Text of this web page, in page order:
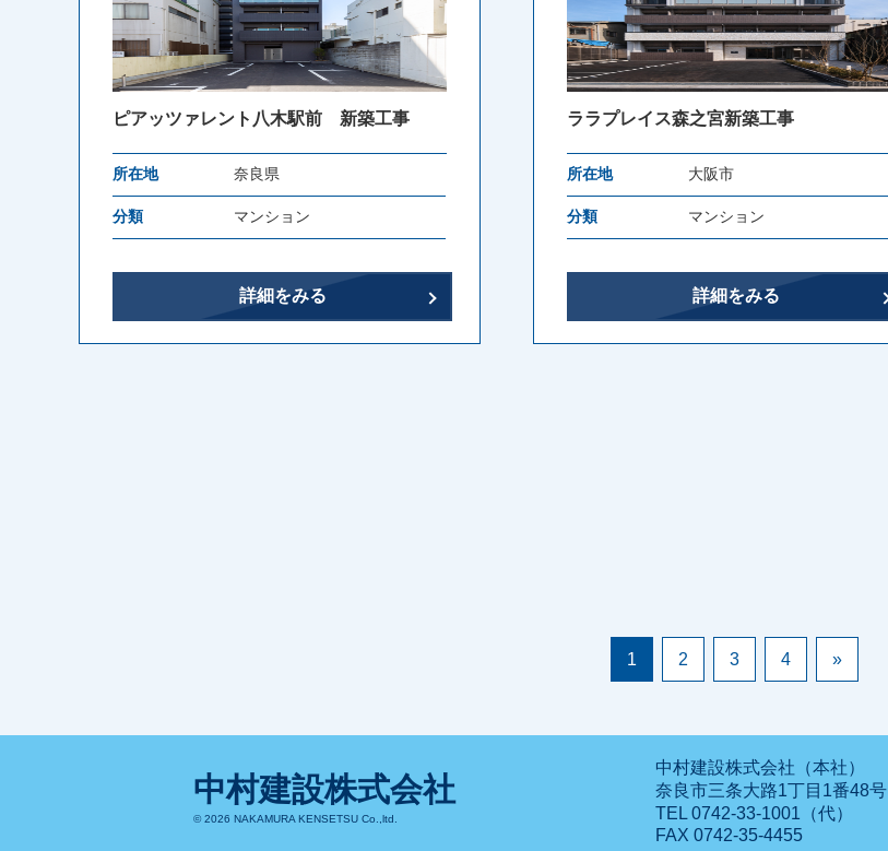
ピアッツァレント八木駅前 新築工事
所在地 奈良県
分類 マンション
詳細をみる
ララプレイス森之宮新築工事
所在地 大阪市
分類 マンション
詳細をみる
1 2 3 4 »
中村建設株式会社
© 2026 NAKAMURA KENSETSU Co.,ltd.
中村建設株式会社（本社）
奈良市三条大路1丁目1番48号
TEL 0742-33-1001（代）
FAX 0742-35-4455